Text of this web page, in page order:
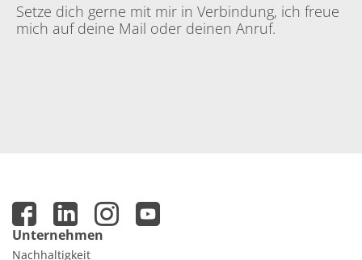
Setze dich gerne mit mir in Verbindung, ich freue
mich auf deine Mail oder deinen Anruf.
Unternehmen
Nachhaltigkeit